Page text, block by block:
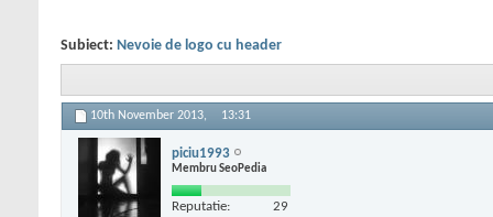
Subiect: Nevoie de logo cu header
10th November 2013, 13:31
piciu1993
Membru SeoPedia
Reputatie: 29